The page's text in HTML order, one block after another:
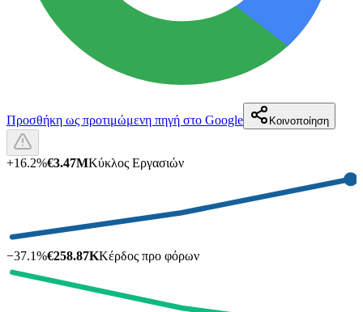
Προσθήκη ως προτιμώμενη πηγή στο Google Κοινοποίηση
+16.2%€3.47MΚύκλος Εργασιών
−37.1%€258.87KΚέρδος προ φόρων